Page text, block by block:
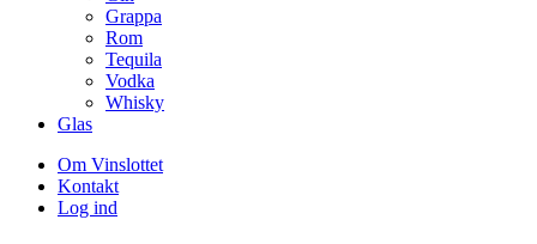
Grappa
Rom
Tequila
Vodka
Whisky
Glas
Om Vinslottet
Kontakt
Log ind